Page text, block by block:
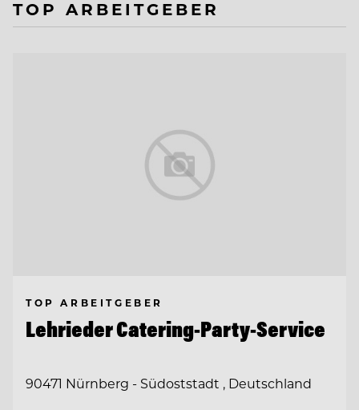
TOP ARBEITGEBER
TOP ARBEITGEBER
Lehrieder Catering-Party-Service
90471 Nürnberg - Südoststadt , Deutschland